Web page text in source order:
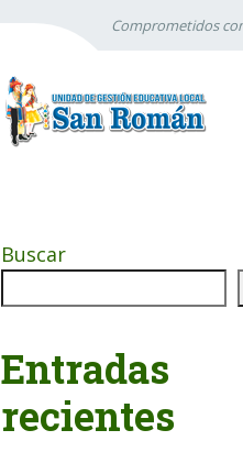
Comprometidos
Buscar
Entradas
recientes